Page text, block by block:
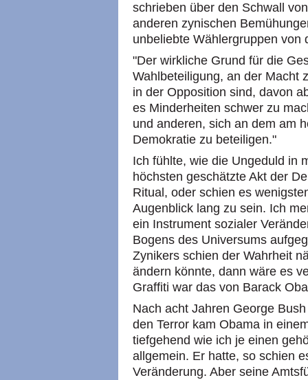
schrieben über den Schwall
anderen zynischen
unbeliebte Wählergruppen von
"Der wirkliche Grund für die
Wahlbeteiligung, an der Macht
in der Opposition sind, davon
es Minderheiten schwer zu
und anderen, sich an dem am
Demokratie zu beteiligen."
Ich fühlte, wie die Ungeduld in
höchsten geschätzte Akt der
Ritual, oder schien es
Augenblick lang zu sein. Ich
ein Instrument sozialer
Bogens des Universums
Zynikers schien der Wahrheit
ändern könnte, dann wäre es
Graffiti war das von Barack
Nach acht Jahren George
den Terror kam Obama in
tiefgehend wie ich je einen
allgemein. Er hatte, so schien
Veränderung. Aber seine